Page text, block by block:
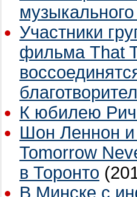
музыкального
Участники
фильма That
К юбилею
Шон Леннон и
Tomorrow
в Торонто
В Минске с